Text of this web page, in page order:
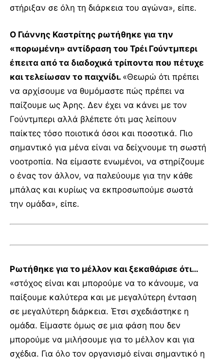
στήριξαν σε όλη τη διάρκεια του αγώνα», είπε.
Ο Γιάννης Καστρίτης ρωτήθηκε για την
«πορωμένη» αντίδραση του Τρέι Γούντμπερι
έπειτα από τα διαδοχικά τρίποντα που πέτυχε
και τελείωσαν το παιχνίδι. «Θεωρώ ότι πρέπει
να αρχίσουμε να θυμόμαστε πώς πρέπει να
παίζουμε ως Άρης. Δεν έχει να κάνει με τον
Γούντμπερι αλλά βλέπετε ότι μας λείπουν
παίκτες τόσο ποιοτικά όσοι και ποσοτικά. Πιο
σημαντικό για μένα είναι να δείχνουμε τη σωστή
νοοτροπία. Να είμαστε ενωμένοι, να στηρίζουμε
ο ένας τον άλλον, να παλεύουμε για την κάθε
μπάλας και κυρίως να εκπροσωπούμε σωστά
την ομάδα», είπε.
Ρωτήθηκε για το μέλλον και ξεκαθάρισε ότι…
«στόχος είναι και μπορούμε να το κάνουμε, να
παίξουμε καλύτερα και με μεγαλύτερη ένταση
σε μεγαλύτερη διάρκεια. Έτσι σχεδιάστηκε η
ομάδα. Είμαστε όμως σε μια φάση που δεν
μπορούμε να μιλήσουμε για το μέλλον και για
σχέδια. Για όλο τον οργανισμό είναι σημαντικό η